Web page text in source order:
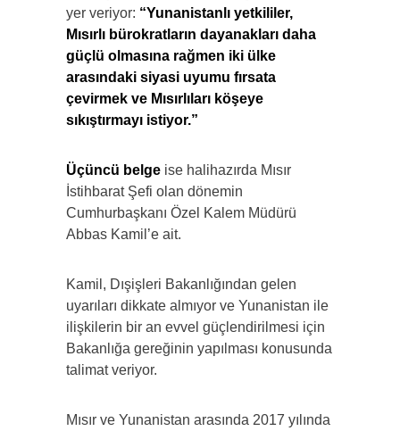
yer veriyor: “Yunanistanlı yetkililer,
Mısırlı bürokratların dayanakları daha
güçlü olmasına rağmen iki ülke
arasındaki siyasi uyumu fırsata
çevirmek ve Mısırlıları köşeye
sıkıştırmayı istiyor.”
Üçüncü belge ise halihazırda Mısır
İstihbarat Şefi olan dönemin
Cumhurbaşkanı Özel Kalem Müdürü
Abbas Kamil’e ait.
Kamil, Dışişleri Bakanlığından gelen
uyarıları dikkate almıyor ve Yunanistan ile
ilişkilerin bir an evvel güçlendirilmesi için
Bakanlığa gereğinin yapılması konusunda
talimat veriyor.
Mısır ve Yunanistan arasında 2017 yılında